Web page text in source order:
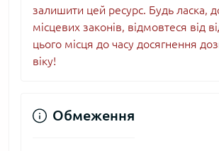
залишити цей ресурс. Будь ласка,
місцевих законів, відмовтеся від
цього місця до часу досягнення
віку!
Обмеження